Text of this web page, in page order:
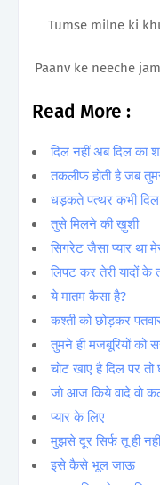
Tumse milne ki
Paanv ke neeche
Read More :
दिल नहीं अब दिल का
तकलीफ होती है जब
धड़कते पत्थर कभी दिल
तुसे मिलने की ख़ुशी
सिगरेट जैसा प्यार था
लिपट कर तेरी यादों के
ये मातम कैसा है?
कश्ती को छोड़कर
तुमने ही मजबूरियों को
चोट खाए है दिल पर तो
जो आज किये वादे वो
प्यार के लिए
मुझसे दूर सिर्फ तू ही नहीं
इसे कैसे भूल जाऊ